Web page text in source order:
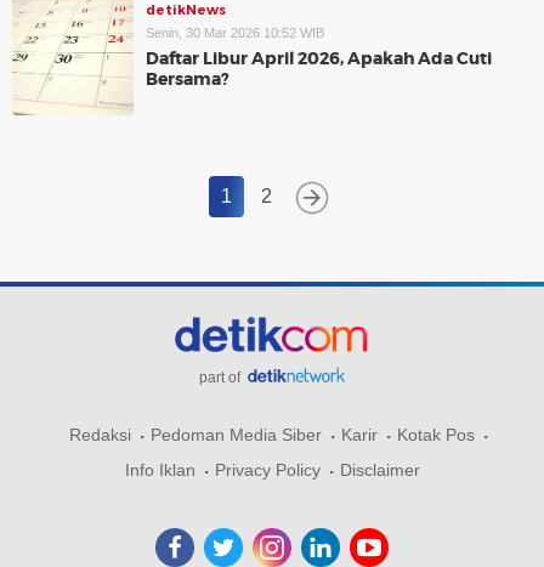
detikNews
Senin, 30 Mar 2026 10:52 WIB
Daftar Libur April 2026, Apakah Ada Cuti
Bersama?
1 2
part of
Redaksi Pedoman Media Siber Karir
Kotak Pos
Info Iklan
Privacy Policy Disclaimer